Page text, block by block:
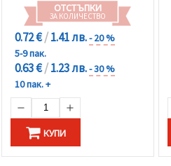
ОТСТЪПКИ
ЗА КОЛИЧЕСТВО
0.72 €/1.41 лв.- 20 %
5-9 пак.
0.63 €/1.23 лв.- 30 %
10 пак. +
КУПИ